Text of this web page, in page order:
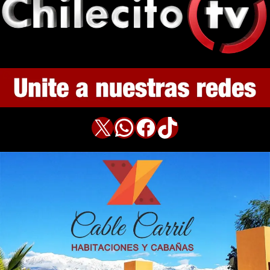
X WhatsApp Facebook TikTok